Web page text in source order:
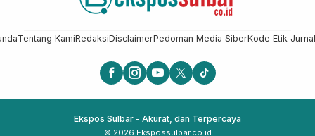
Tentang KamiRedaksiDisclaimerPedoman Media SiberKode Etik
Ekspos Sulbar - Akurat, dan Terpercaya
© 2026 Ekspossulbar.co.id